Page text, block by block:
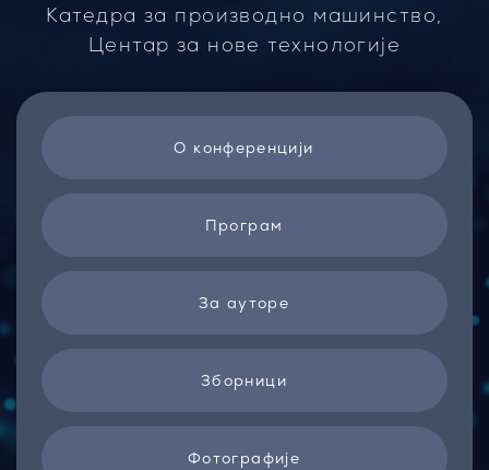
Катедра за производно машинство,
Центар за нове технологије
О конференцији
Програм
За ауторе
Зборници
Фотографије